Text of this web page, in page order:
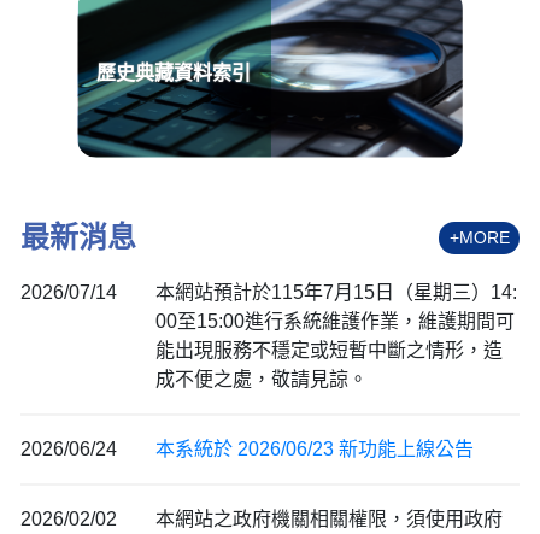
最新消息 +MORE
2026/07/14
本網站預計於115年7月15日（星期三）14:
00至15:00進行系統維護作業，維護期間可
能出現服務不穩定或短暫中斷之情形，造
成不便之處，敬請見諒。
2026/06/24 本系統於 2026/06/23 新功能上線公告
2026/02/02
本網站之政府機關相關權限，須使用政府
歷史典藏資料索引